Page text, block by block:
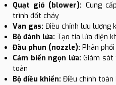
Quạt gió (blower): Cung
trình đốt cháy
Van gas: Điều chỉnh lưu lượng
Bộ đánh lửa: Tạo tia lửa điện
Đầu phun (nozzle): Phân
Cảm biến ngọn lửa: Giám sát
toàn
Bộ điều khiển: Điều chỉnh